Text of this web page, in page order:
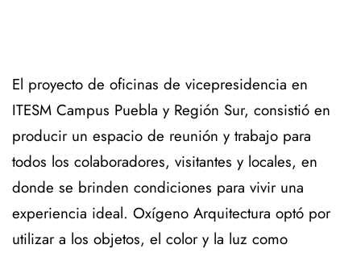
El proyecto de oficinas de vicepresidencia en
ITESM Campus Puebla y Región Sur, consistió en
producir un espacio de reunión y trabajo para
todos los colaboradores, visitantes y locales, en
donde se brinden condiciones para vivir una
experiencia ideal. Oxígeno Arquitectura optó por
utilizar a los objetos, el color y la luz como